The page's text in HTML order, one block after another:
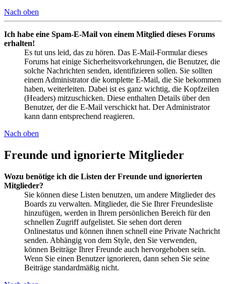
Nach oben
Ich habe eine Spam-E-Mail von einem Mitglied dieses Forums
erhalten!
Es tut uns leid, das zu hören. Das E-Mail-Formular dieses
Forums hat einige Sicherheitsvorkehrungen, die Benutzer, die
solche Nachrichten senden, identifizieren sollen. Sie sollten
einem Administrator die komplette E-Mail, die Sie bekommen
haben, weiterleiten. Dabei ist es ganz wichtig, die Kopfzeilen
(Headers) mitzuschicken. Diese enthalten Details über den
Benutzer, der die E-Mail verschickt hat. Der Administrator
kann dann entsprechend reagieren.
Nach oben
Freunde und ignorierte Mitglieder
Wozu benötige ich die Listen der Freunde und ignorierten
Mitglieder?
Sie können diese Listen benutzen, um andere Mitglieder des
Boards zu verwalten. Mitglieder, die Sie Ihrer Freundesliste
hinzufügen, werden in Ihrem persönlichen Bereich für den
schnellen Zugriff aufgelistet. Sie sehen dort deren
Onlinestatus und können ihnen schnell eine Private Nachricht
senden. Abhängig von dem Style, den Sie verwenden,
können Beiträge Ihrer Freunde auch hervorgehoben sein.
Wenn Sie einen Benutzer ignorieren, dann sehen Sie seine
Beiträge standardmäßig nicht.